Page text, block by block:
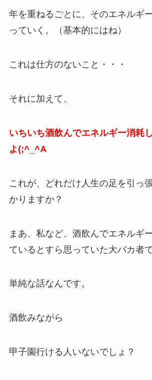
年を重ねるごとに、そのエネルギ
っていく。（基本的にはね）
これは仕方のないこと・・・
それに加えて、
いちいち酒飲んでエネルギー消耗
よ(;^_^A
これが、どれだけ人生の足を引っ
かりますか？
まあ、私など、酒飲んでエネルギ
ているとすら思っていた大バカ者
単純な話なんです。
酒飲みながら
甲子園行ける人いないでしょ？